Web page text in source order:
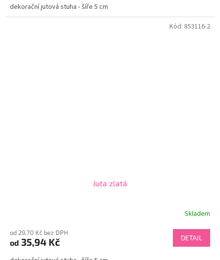
dekorační jutová stuha - šíře 5 cm
Juta zlatá
Skladem
od 29,70 Kč bez DPH
od 35,94 Kč DETAIL
Kód: 853116-2